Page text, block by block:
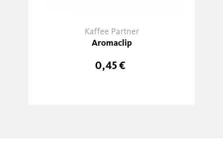
Kaffee Partner
Aromaclip
0,45 €